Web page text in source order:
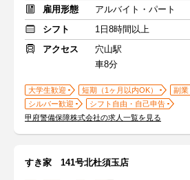
雇用形態
アルバイト・パート
シフト
1日8時間以上
アクセス
穴山駅
車8分
大学生歓迎 短期（1ヶ月以内OK）
副業
シルバー歓迎
シフト自由・自己申告
甲府警備保障株式会社の求人一覧を見る
すき家 141号北杜須玉店